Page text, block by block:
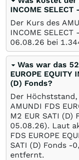
INCOME
Der Kurs des
INCOME
06.08.26 bei
Was war das
EUROPE EQUITY
(D) Fonds?
Der
AMUNDI FDS
M2 EUR SATI
05.08.26). Laut
FDS EUROPE
SATI (D) Fonds -
entfernt.